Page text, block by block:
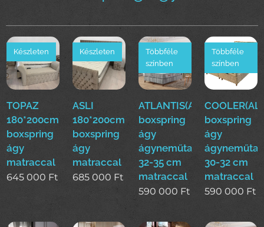
TOPAZ
180*200cm
boxspring
ágy
matraccal
Készleten
645 000 Ft
ASLI
180*200cm
boxspring
ágy
matraccal
Készleten
685 000 Ft
ATLANTIS(ALS)160*200cm
boxspring
ágy
ágyneműtartóval
32-35 cm
matraccal
Többféle
színben
590 000 Ft
boxspring
ágy
30-32 cm
matraccal
Többféle
színben
590 000 Ft